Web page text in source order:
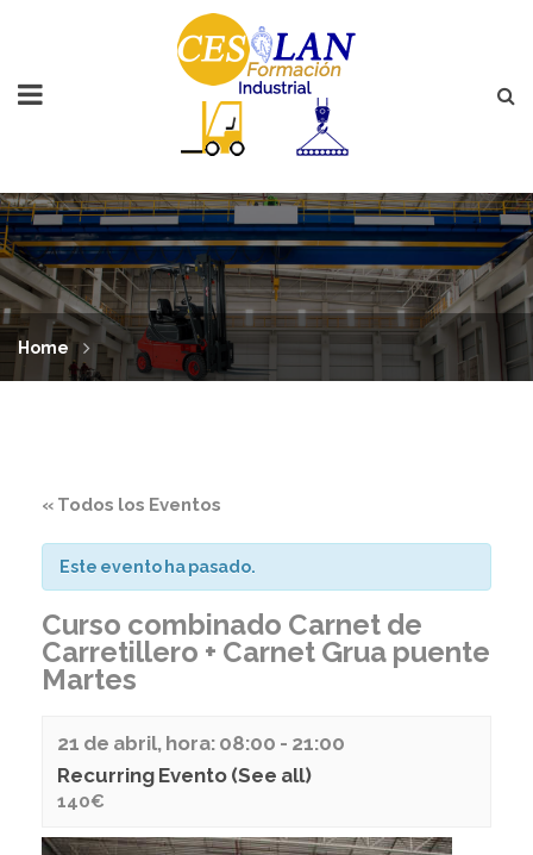
Home
« Todos los Eventos
Este evento ha pasado.
Curso combinado Carnet de
Carretillero + Carnet Grua puente
Martes
21 de abril, hora: 08:00 - 21:00
Recurring Evento (See all)
140€